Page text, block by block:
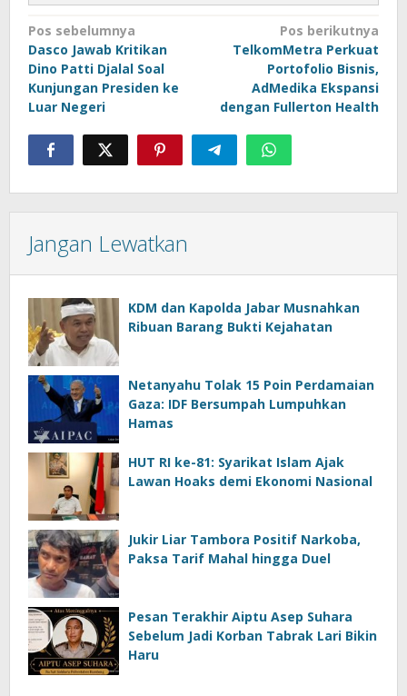
Navigasi
pos
Pos sebelumnya
Dasco Jawab Kritikan
Dino Patti Djalal Soal
Kunjungan Presiden ke
Luar Negeri
Pos berikutnya
TelkomMetra Perkuat
Portofolio Bisnis,
AdMedika Ekspansi
dengan Fullerton Health
Jangan Lewatkan
KDM dan Kapolda Jabar Musnahkan
Ribuan Barang Bukti Kejahatan
Netanyahu Tolak 15 Poin Perdamaian
Gaza: IDF Bersumpah Lumpuhkan
Hamas
HUT RI ke-81: Syarikat Islam Ajak
Lawan Hoaks demi Ekonomi Nasional
Jukir Liar Tambora Positif Narkoba,
Paksa Tarif Mahal hingga Duel
Pesan Terakhir Aiptu Asep Suhara
Sebelum Jadi Korban Tabrak Lari Bikin
Haru